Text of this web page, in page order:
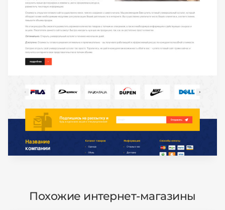
Похожие интернет-магазины